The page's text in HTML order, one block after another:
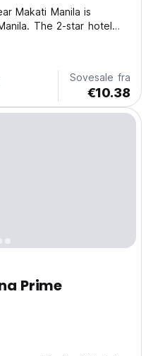
Makati Manila is
The 2-star hotel
smoking throughout and
High Street. At...
Sovesale fra
€10.38
Prime